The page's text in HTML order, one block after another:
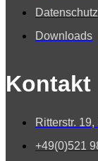
Downloads
Kontakt
Ritterstr.
+49(0)521